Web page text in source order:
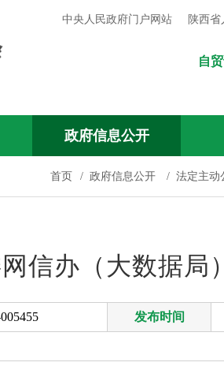
中央人民政府门户网站 陕西
自
政府信息公开
首页 / 政府信息公开 / 法定主动
信办（大数据局
发布时间